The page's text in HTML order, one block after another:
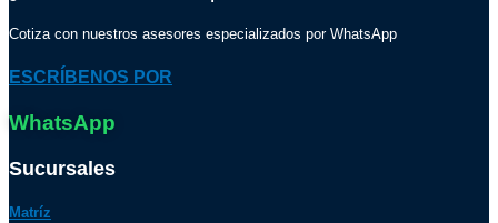
Cotiza con nuestros asesores especializados por WhatsApp
ESCRÍBENOS POR
WhatsApp
Sucursales
Matríz